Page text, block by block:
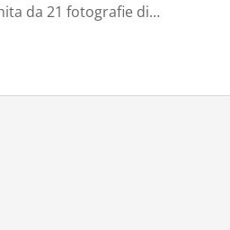
da 21 fotografie di…